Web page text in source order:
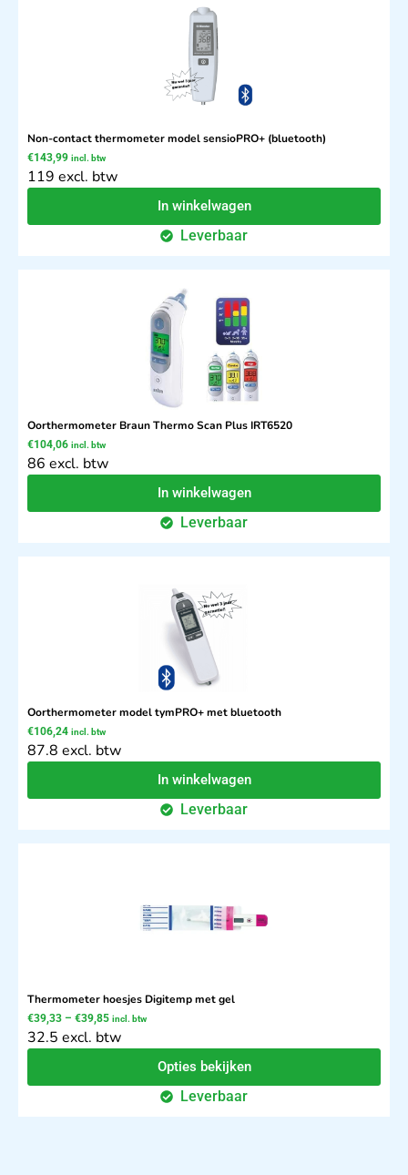
Non-contact thermometer model sensioPRO+ (bluetooth)
€143,99 incl. btw
119 excl. btw
In winkelwagen
Leverbaar
Oorthermometer Braun Thermo Scan Plus IRT6520
€104,06 incl. btw
86 excl. btw
In winkelwagen
Leverbaar
Oorthermometer model tymPRO+ met bluetooth
€106,24 incl. btw
87.8 excl. btw
In winkelwagen
Leverbaar
Thermometer hoesjes Digitemp met gel
€39,33 – €39,85 incl. btw
32.5 excl. btw
Opties bekijken
Leverbaar